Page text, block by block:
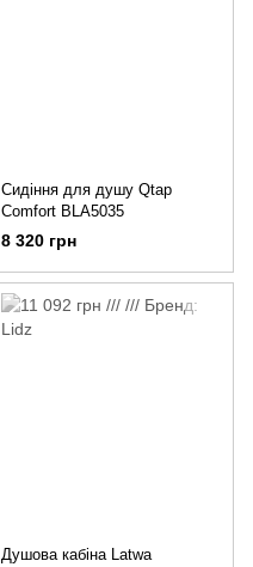
Сидіння для душу Qtap
Comfort BLA5035
8 320 грн
Душова кабіна Latwa